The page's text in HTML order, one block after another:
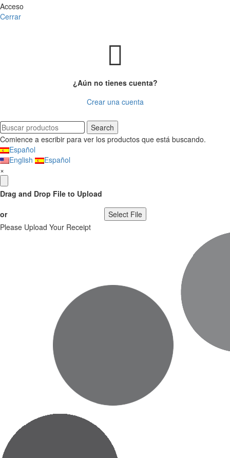
Acceso
Cerrar
¿Aún no tienes cuenta?
Crear una cuenta
Search
Comience a escribir para ver los productos que está buscando.
Español
English
Español
×
Drag and Drop File to Upload
or
Select File
Please Upload Your Receipt